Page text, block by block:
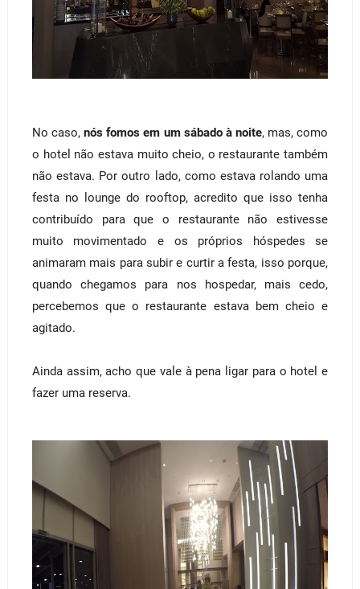
No caso,nós fomos em um sábado à noite, mas, como
o hotel não estava muito cheio, o restaurante também
não estava. Por outro lado, como estava rolando uma
festa no lounge do rooftop, acredito que isso tenha
contribuído para que o restaurante não estivesse
muito movimentado e os próprios hóspedes se
animaram mais para subir e curtir a festa, isso porque,
quando chegamos para nos hospedar, mais cedo,
percebemos que o restaurante estava bem cheio e
agitado.
Ainda assim, acho que vale à pena ligar para o hotel e
fazer uma reserva.